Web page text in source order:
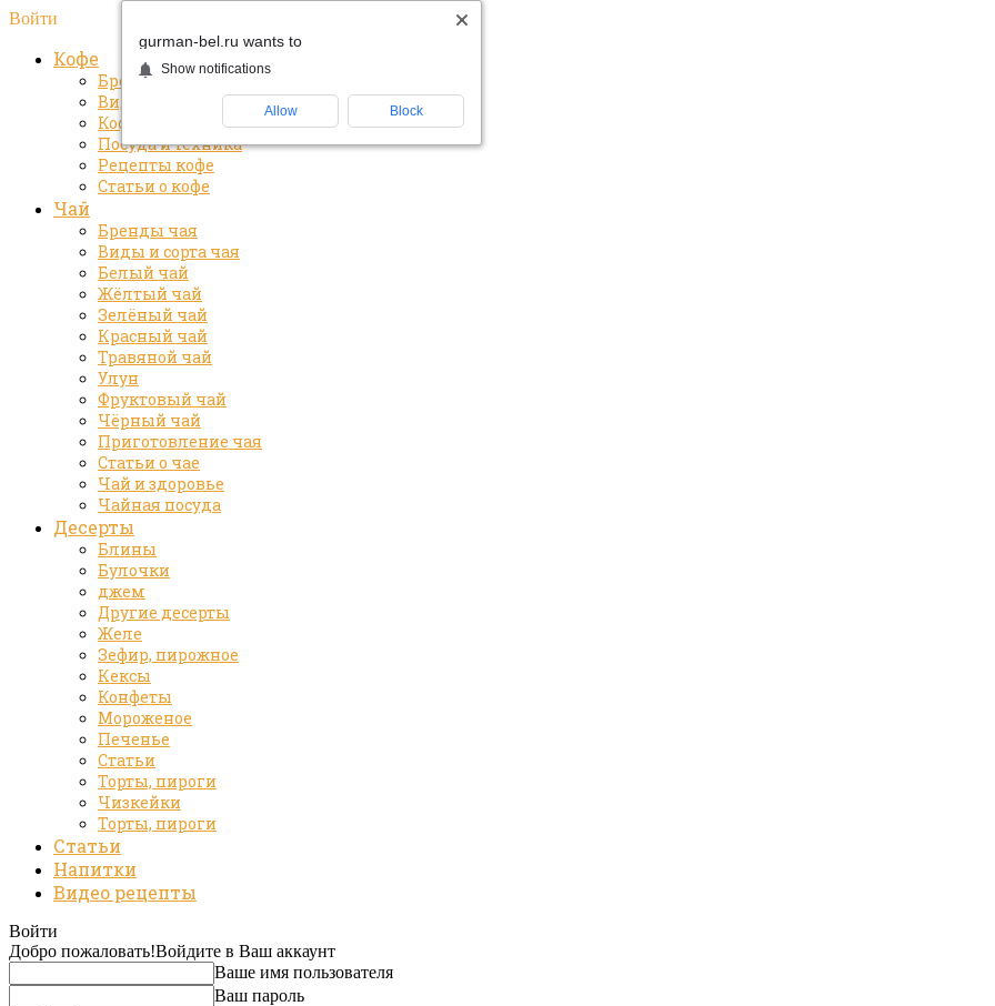
Войти
Кофе
Бренды кофе
Виды и сорта кофе
Кофе и здоровье
Посуда и техника
Рецепты кофе
Статьи о кофе
Чай
Бренды чая
Виды и сорта чая
Белый чай
Жёлтый чай
Зелёный чай
Красный чай
Травяной чай
Улун
Фруктовый чай
Чёрный чай
Приготовление чая
Статьи о чае
Чай и здоровье
Чайная посуда
Десерты
Блины
Булочки
джем
Другие десерты
Желе
Зефир, пирожное
Кексы
Конфеты
Мороженое
Печенье
Статьи
Торты, пироги
Чизкейки
Торты, пироги
Статьи
Напитки
Видео рецепты
Войти
Добро пожаловать!Войдите в Ваш аккаунт
Ваше имя пользователя
Ваш пароль
gurman-bel.ru wants to
Show notifications
Allow Block